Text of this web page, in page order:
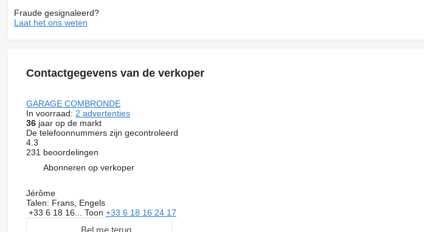
Fraude gesignaleerd?
Laat het ons weten
Contactgegevens van de verkoper
GARAGE COMBRONDE
In voorraad: 2 advertenties
36jaar op de markt
De telefoonnummers zijn gecontroleerd
4.3
231 beoordelingen
Abonneren op verkoper
Jérôme
Talen: Frans, Engels
+33 6 18 16... Toon +33 6 18 16 24 17